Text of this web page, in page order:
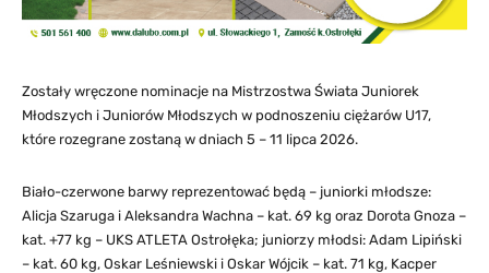
Zostały wręczone nominacje na Mistrzostwa Świata Juniorek
Młodszych i Juniorów Młodszych w podnoszeniu ciężarów U17,
które rozegrane zostaną w dniach 5 – 11 lipca 2026.
Biało-czerwone barwy reprezentować będą – juniorki młodsze:
Alicja Szaruga i Aleksandra Wachna – kat. 69 kg oraz Dorota Gnoza –
kat. +77 kg – UKS ATLETA Ostrołęka; juniorzy młodsi: Adam Lipiński
– kat. 60 kg, Oskar Leśniewski i Oskar Wójcik – kat. 71 kg, Kacper